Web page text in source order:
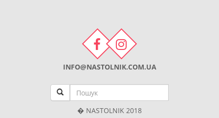
INFO@NASTOLNIK.COM.UA
� NASTOLNIK 2018